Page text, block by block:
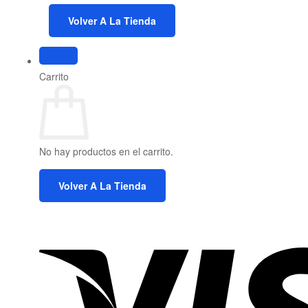
Volver A La Tienda
Carrito
No hay productos en el carrito.
Volver A La Tienda